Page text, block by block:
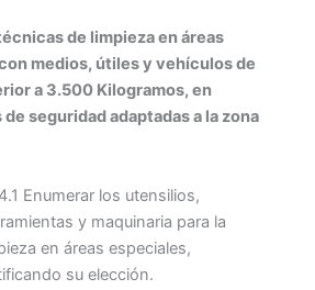
de limpieza en áreas
medios, útiles y vehículos de
a 3.500 Kilogramos, en
seguridad adaptadas a la zona
Enumerar los utensilios,
y maquinaria para la
en áreas especiales,
su elección.